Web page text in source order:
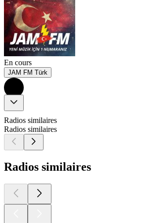
En cours
JAM FM Türk
Radios similaires
Radios similaires
Radios similaires